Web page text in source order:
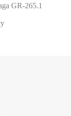
GR-265.1